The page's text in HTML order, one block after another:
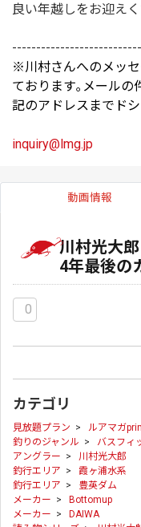
良い年越しをお迎えく
※川村さんへのメッ
ております｡メールの
記のアドレスまでド
inquiry@lmg.jp
動画情報
川村光大
4年最後の
0
カテゴリ
見放題プラン > ルアマガ
釣りのジャンル > バスフィ
アングラー > 川村光大郎
釣行エリア > 霞ヶ浦水系
釣行エリア > 豊英ダム
メーカー > Bottomup
メーカー > DAIWA